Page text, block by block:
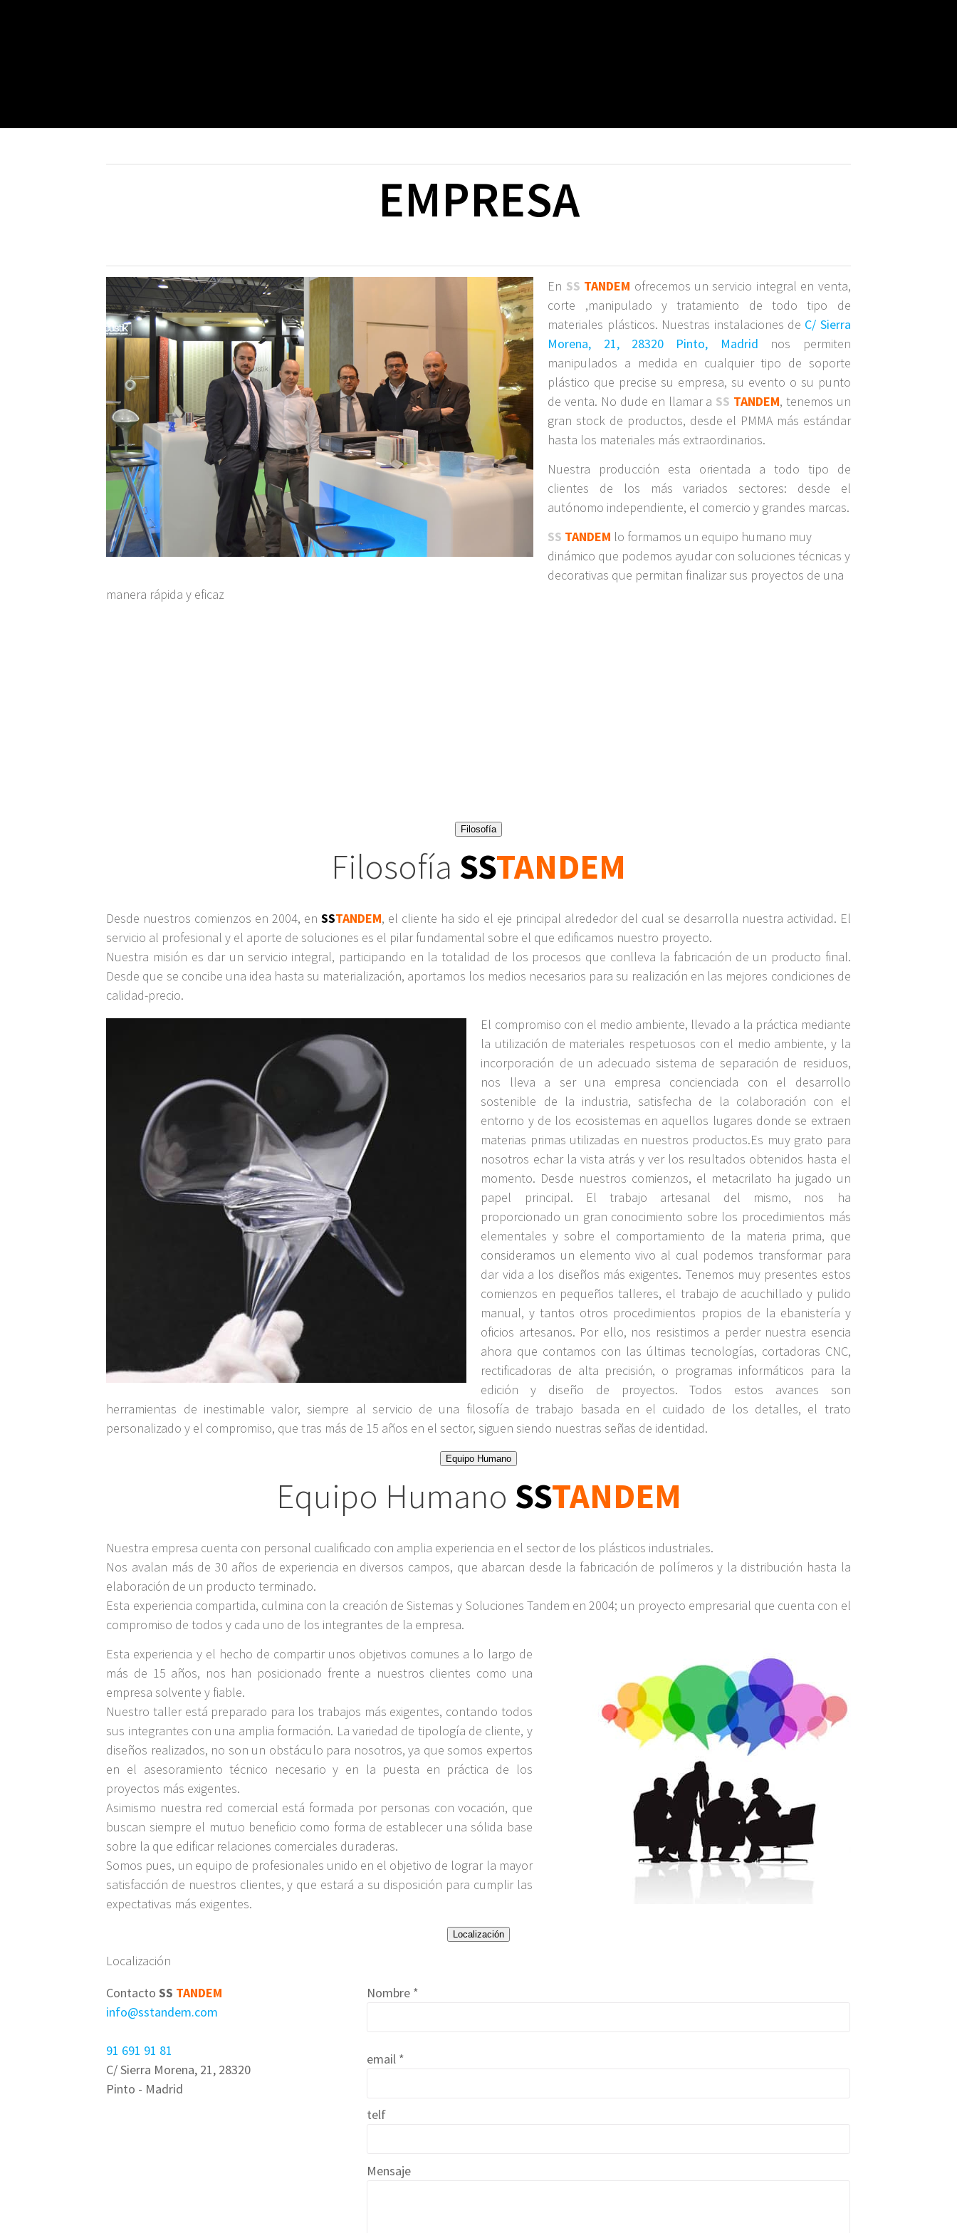
EMPRESA
En SS TANDEM ofrecemos un servicio integral en venta,
corte ,manipulado y tratamiento de todo tipo de
materiales plásticos. Nuestras instalaciones de C/ Sierra
Morena, 21, 28320 Pinto, Madrid nos permiten
manipulados a medida en cualquier tipo de soporte
plástico que precise su empresa, su evento o su punto
de venta. No dude en llamar a SS TANDEM, tenemos un
gran stock de productos, desde el PMMA más estándar
hasta los materiales más extraordinarios.
Nuestra producción esta orientada a todo tipo de
clientes de los más variados sectores: desde el
autónomo independiente, el comercio y grandes marcas.
SS TANDEM lo formamos un equipo humano muy
dinámico que podemos ayudar con soluciones técnicas y
decorativas que permitan finalizar sus proyectos de una
manera rápida y eficaz
Filosofía
Filosofía SSTANDEM
Desde nuestros comienzos en 2004, enSSTANDEM, el cliente ha sido el eje principal alrededor del cual se desarrolla nuestra actividad. El
servicio al profesional y el aporte de soluciones es el pilar fundamental sobre el que edificamos nuestro proyecto.
Nuestra misión es dar un servicio integral, participando en la totalidad de los procesos que conlleva la fabricación de un producto final.
Desde que se concibe una idea hasta su materialización, aportamos los medios necesarios para su realización en las mejores condiciones de
calidad-precio.
El compromiso con el medio ambiente, llevado a la práctica mediante
la utilización de materiales respetuosos con el medio ambiente, y la
incorporación de un adecuado sistema de separación de residuos,
nos lleva a ser una empresa concienciada con el desarrollo
sostenible de la industria, satisfecha de la colaboración con el
entorno y de los ecosistemas en aquellos lugares donde se extraen
materias primas utilizadas en nuestros productos.Es muy grato para
nosotros echar la vista atrás y ver los resultados obtenidos hasta el
momento. Desde nuestros comienzos, el metacrilato ha jugado un
papel principal. El trabajo artesanal del mismo, nos ha
proporcionado un gran conocimiento sobre los procedimientos más
elementales y sobre el comportamiento de la materia prima, que
consideramos un elemento vivo al cual podemos transformar para
dar vida a los diseños más exigentes. Tenemos muy presentes estos
comienzos en pequeños talleres, el trabajo de acuchillado y pulido
manual, y tantos otros procedimientos propios de la ebanistería y
oficios artesanos. Por ello, nos resistimos a perder nuestra esencia
ahora que contamos con las últimas tecnologías, cortadoras CNC,
rectificadoras de alta precisión, o programas informáticos para la
edición y diseño de proyectos. Todos estos avances son
herramientas de inestimable valor, siempre al servicio de una filosofía de trabajo basada en el cuidado de los detalles, el trato
personalizado y el compromiso, que tras más de 15 años en el sector, siguen siendo nuestras señas de identidad.
Equipo Humano
Equipo Humano SSTANDEM
Nuestra empresa cuenta con personal cualificado con amplia experiencia en el sector de los plásticos industriales.
Nos avalan más de 30 años de experiencia en diversos campos, que abarcan desde la fabricación de polímeros y la distribución hasta la
elaboración de un producto terminado.
Esta experiencia compartida, culmina con la creación de Sistemas y Soluciones Tandem en 2004; un proyecto empresarial que cuenta con el
compromiso de todos y cada uno de los integrantes de la empresa.
Esta experiencia y el hecho de compartir unos objetivos comunes a lo largo de
más de 15 años, nos han posicionado frente a nuestros clientes como una
empresa solvente y fiable.
Nuestro taller está preparado para los trabajos más exigentes, contando todos
sus integrantes con una amplia formación. La variedad de tipología de cliente, y
diseños realizados, no son un obstáculo para nosotros, ya que somos expertos
en el asesoramiento técnico necesario y en la puesta en práctica de los
proyectos más exigentes.
Asimismo nuestra red comercial está formada por personas con vocación, que
buscan siempre el mutuo beneficio como forma de establecer una sólida base
sobre la que edificar relaciones comerciales duraderas.
Somos pues, un equipo de profesionales unido en el objetivo de lograr la mayor
satisfacción de nuestros clientes, y que estará a su disposición para cumplir las
expectativas más exigentes.
Localización
Localización
ContactoSS TANDEM
info@sstandem.com
91 691 91 81
C/ Sierra Morena, 21, 28320
Pinto - Madrid
Nombre *
email *
telf
Mensaje